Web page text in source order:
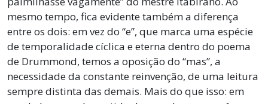
mesmo tempo, fica evidente também a diferença
entre os dois: em vez do “e”, que marca uma espécie
de temporalidade cíclica e eterna dentro do poema
de Drummond, temos a oposição do “mas”, a
necessidade da constante reinvenção, de uma leitura
sempre distinta das demais. Mais do que isso: em